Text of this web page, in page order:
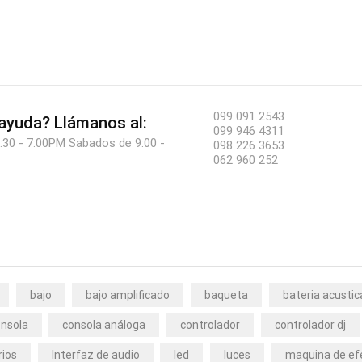
Llámanos al:
- 7:00PM Sabados de 9:00 -
099 091 2543
099 946 4311
098 226 3653
062 960 252
bajo bajo amplificado baqueta bateria
consola análoga controlador controlador dj
Interfaz de audio led luces maquina de